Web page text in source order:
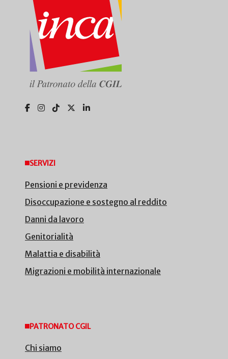
SERVIZI
Pensioni e previdenza
Disoccupazione e sostegno al reddito
Danni da lavoro
Genitorialità
Malattia e disabilità
Migrazioni e mobilità internazionale
PATRONATO CGIL
Chi siamo